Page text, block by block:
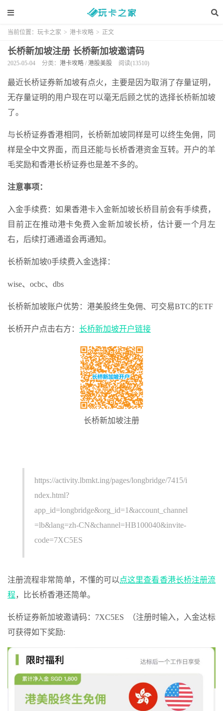
当前位置： 玩卡之家 > 港卡攻略 > 正文
长桥新加坡注册 长桥新加坡邀请码
2025-05-04 分类： 港卡攻略 / 港股美股 阅读(13510)
最近长桥证券新加坡有点火，主要是因为取消了存量证明，
无存量证明的用户现在可以毫无后顾之忧的选择长桥新加坡
了。
与长桥证券香港相同，长桥新加坡同样是可以终生免佣，同
样是全中文界面，而且还能与长桥香港资金互转。开户的羊
毛奖励和香港长桥证券也是差不多的。
注意事项：
入金手续费：如果香港卡入金新加坡长桥目前会有手续费，
目前正在推动港卡免费入金新加坡长桥，估计要一个月左
右，后续打通通道会再通知。
长桥新加坡0手续费入金选择：
wise、ocbc、dbs
长桥新加坡账户优势：港美股终生免佣、可交易BTC的ETF
长桥开户点击右方： 长桥新加坡开户链接
长桥新加坡注册
https://activity.lbmkt.ing/pages/longbridge/7415/i
ndex.html?
app_id=longbridge&org_id=1&account_channel
=lb&lang=zh-CN&channel=HB100040&invite-
code=7XC5ES
注册流程非常简单，不懂的可以 点这里查看香港长桥注册流
程，比长桥香港还简单。
长桥证券新加坡邀请码：7XC5ES （注册时输入，入金达标
可获得如下奖励: